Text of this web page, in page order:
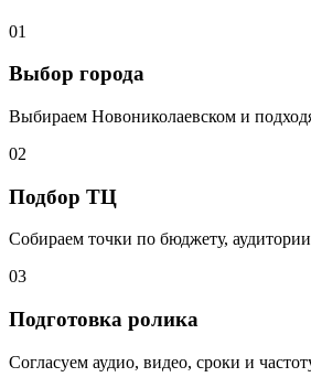
01
Выбор города
Выбираем Новониколаевском и
02
Подбор ТЦ
Собираем точки по бюджету,
03
Подготовка ролика
Согласуем аудио, видео, сроки и